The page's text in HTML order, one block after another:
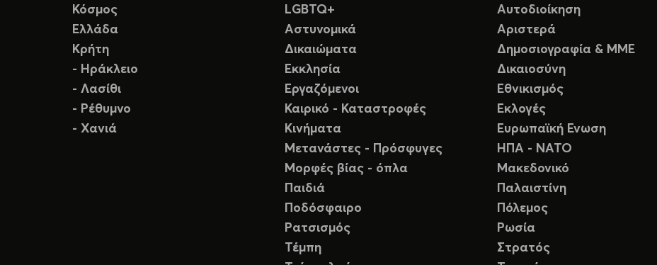
Κόσμος
Ελλάδα
Κρήτη
- Ηράκλειο
- Λασίθι
- Ρέθυμνο
- Χανιά
LGBTQ+
Αστυνομικά
Δικαιώματα
Εκκλησία
Εργαζόμενοι
Καιρικό - Καταστροφές
Κινήματα
Μετανάστες - Πρόσφυγες
Μορφές βίας - όπλα
Παιδιά
Ποδόσφαιρο
Ρατσισμός
Τέμπη
Αυτοδιοίκηση
Αριστερά
Δημοσιογραφία & ΜΜΕ
Δικαιοσύνη
Εθνικισμός
Εκλογές
Ευρωπαϊκή Ενωση
ΗΠΑ - ΝΑΤΟ
Μακεδονικό
Παλαιστίνη
Πόλεμος
Ρωσία
Στρατός